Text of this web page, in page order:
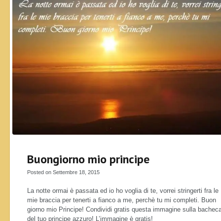
Buongiorno mio principe
Posted on Settembre 18, 2015
La notte ormai è passata ed io ho voglia di te, vorrei stringerti fra le
mie braccia per tenerti a fianco a me, perchè tu mi completi. Buon
giorno mio Principe! Condividi gratis questa immagine sulla
del tuo principe azzuro! L’immagine è gratis!